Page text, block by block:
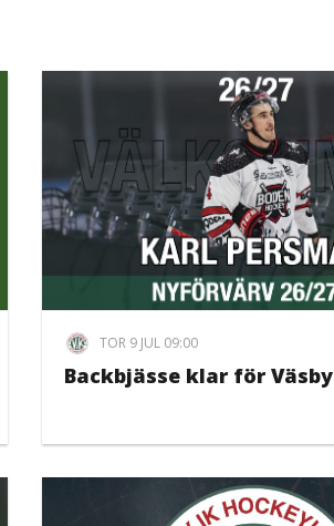
TOR 9 JUL 09:00
Backbjässe klar för Väsby